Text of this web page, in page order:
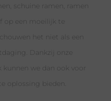
schuine ramen, ramen
op een moeilijk te
het niet als een
Dankzij onze
we dan ook voor
oplossing bieden.